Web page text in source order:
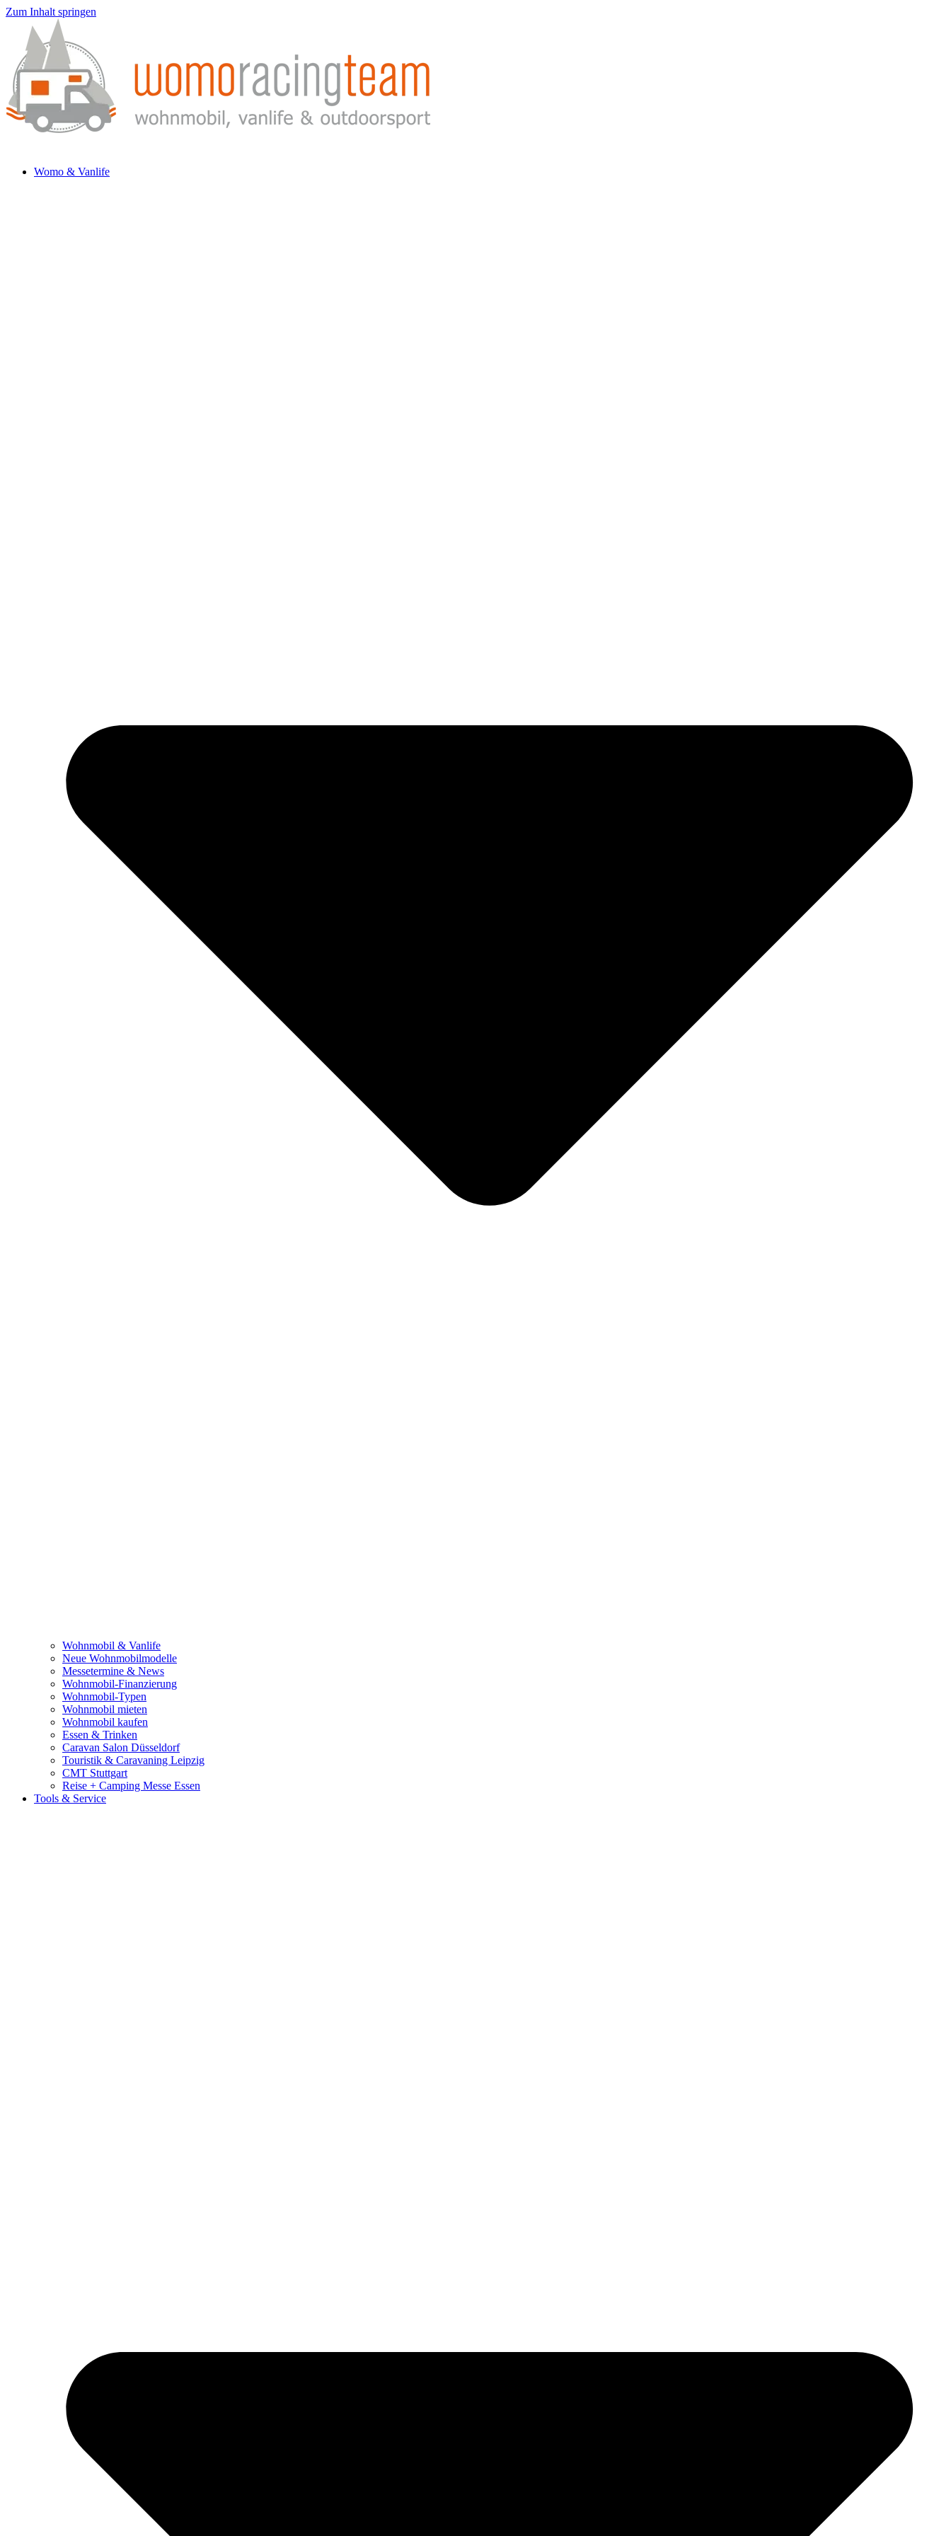
Zum Inhalt springen
Womo & Vanlife
Wohnmobil & Vanlife
Neue Wohnmobilmodelle
Messetermine & News
Wohnmobil-Finanzierung
Wohnmobil-Typen
Wohnmobil mieten
Wohnmobil kaufen
Essen & Trinken
Caravan Salon Düsseldorf
Touristik & Caravaning Leipzig
CMT Stuttgart
Reise + Camping Messe Essen
Tools & Service